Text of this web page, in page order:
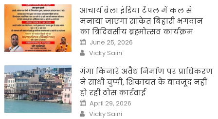
आचार्य बेला इंडिया टेंपल में कल से
मनाया जाएगा साकेत बिहारी भगवान
का त्रिदिवसीय ब्रह्मोत्सव कार्यक्रम
Posted
on
June 25, 2026
Author
Vicky Saini
गंगा किनारे अवैध निर्माण पर प्राधिकरण
ने साधी चुप्पी, शिकायत के बावजूद नहीं
हो रही ठोस कार्रवाई
Posted
on
April 29, 2026
Author
Vicky Saini